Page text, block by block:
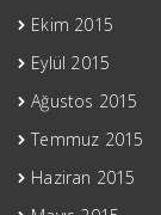
Ekim 2015
Eylül 2015
Ağustos 2015
Temmuz 2015
Haziran 2015